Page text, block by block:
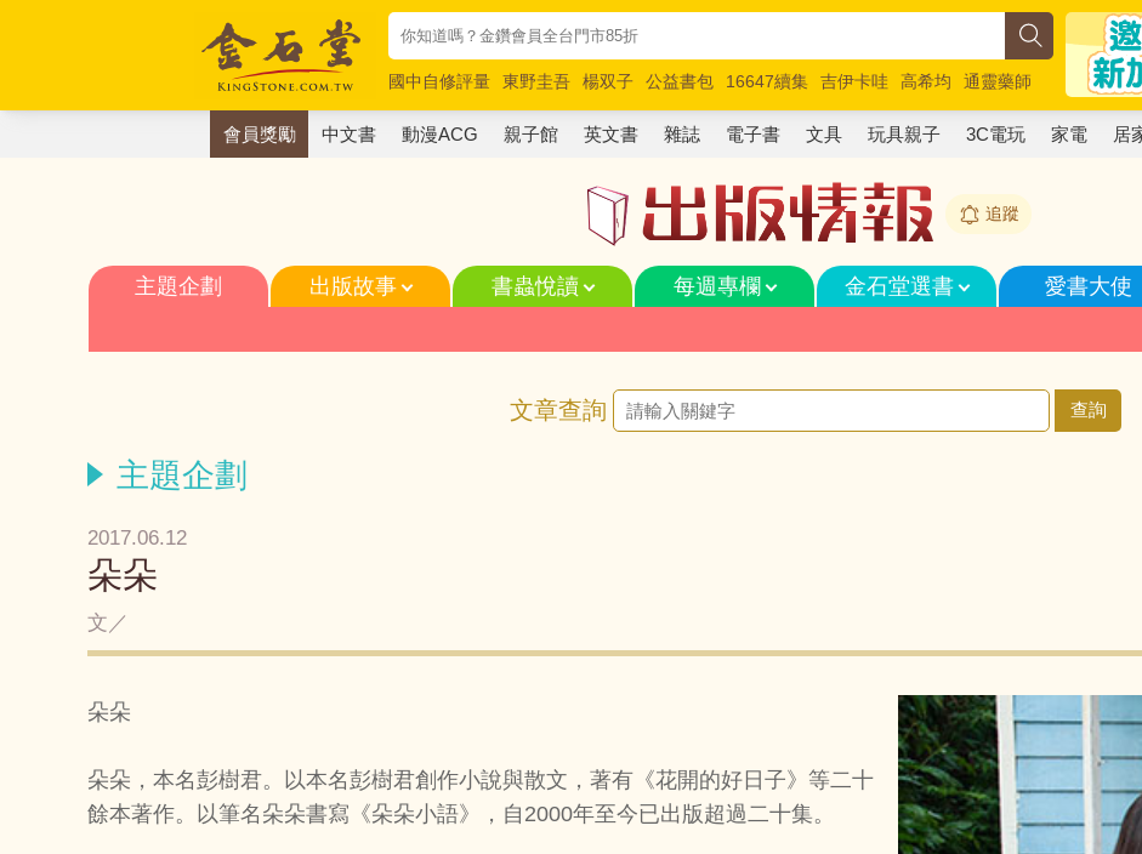
國中自修評量 東野圭吾 楊双子 公益書包 16647續集 吉伊卡哇 高希均
通靈藥師
唯紅花綻放
奧德賽 路邊攤新作 馬斯克 玩具總動員5 超慢跑
會員獎勵 中文書 動漫ACG 親子館 英文書 雜誌 電子書 文具 玩具親子 3C電玩 家電 居
追蹤
主題企劃 出版故事 書蟲悅讀 每週專欄 金石堂選書 愛書大使
文章查詢
主題企劃
2017.06.12
朵朵
文／
朵朵
朵朵，本名彭樹君。以本名彭樹君創作小說與散文，著有《花開的好日子》等二十
餘本著作。以筆名朵朵書寫《朵朵小語》，自2000年至今已出版超過二十集。